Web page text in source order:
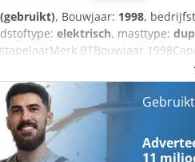
, Bouwjaar: 1998,
elektrisch, masttype:
BTBouwjaar
van INITIELE LIFT, ideaal op
Dedpfx Afozpflhetsck
11